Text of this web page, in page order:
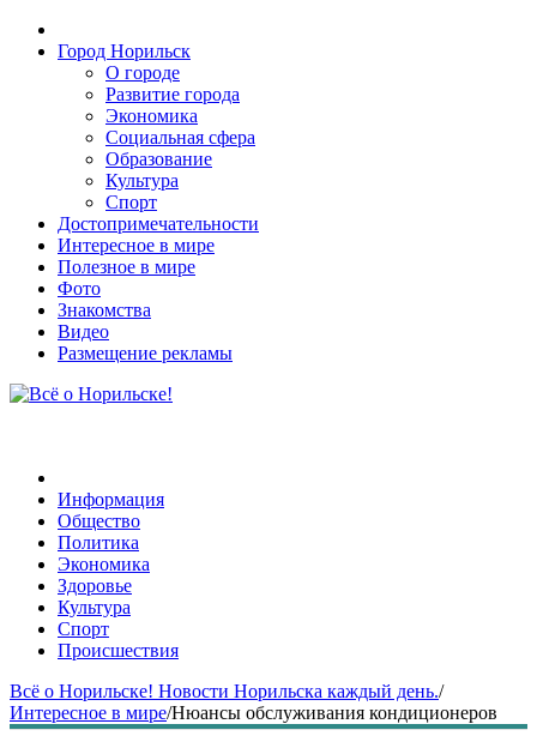
Город Норильск
О городе
Развитие города
Экономика
Социальная сфера
Образование
Культура
Спорт
Достопримечательности
Интересное в мире
Полезное в мире
Фото
Знакомства
Видео
Размещение рекламы
Информация
Общество
Политика
Экономика
Здоровье
Культура
Спорт
Происшествия
Всё о Норильске! Новости Норильска каждый день./
Интересное в мире/Нюансы обслуживания кондиционеров